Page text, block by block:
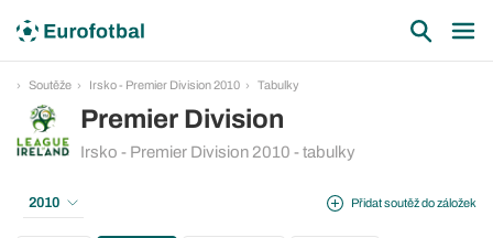
Soutěže Irsko - Premier Division 2010 Tabulky
Premier Division
Irsko - Premier Division 2010 - tabulky
Přidat soutěž do záložek
2010